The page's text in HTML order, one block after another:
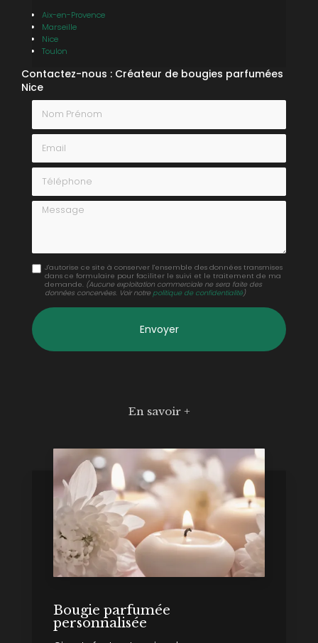
Aix-en-Provence
Marseille
Nice
Toulon
Contactez-nous : Créateur de bougies parfumées
Nice
Nom Prénom
Email
Téléphone
Message
J'autorise ce site à conserver l'ensemble des données transmises
dans ce formulaire pour faciliter le suivi et le traitement de ma
demande. (Aucune exploitation commerciale ne sera faite des
données concervées. Voir notre politique de confidentialité)
En savoir +
Bougie parfumée
personnalisée